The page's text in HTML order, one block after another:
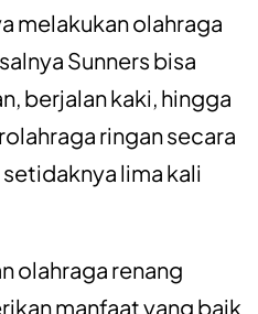
melakukan olahraga
Sunners bisa
berjalan kaki, hingga
ringan secara
lima kali
olahraga renang
manfaat yang baik